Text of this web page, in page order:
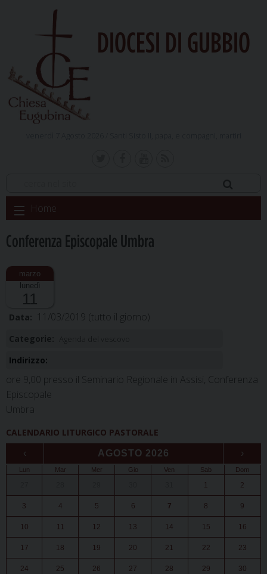
DIOCESI DI GUBBIO
Skip
to
Home
Conferenza Episcopale Umbra
lunedì
11
Data: 11/03/2019 (tutto il giorno)
Categorie:
Indirizzo:
ore 9,00 presso il Seminario Regionale in Assisi, Conferenza
Episcopale
Umbra
CALENDARIO LITURGICO PASTORALE
‹ AGOSTO 2026 ›
Lun Mar Mer Gio Ven Sab Dom
1 2
3 4 5 6 7 8 9
10 11 12 13 14 15 16
17 18 19 20 21 22 23
24 25 26 27 28 29 30